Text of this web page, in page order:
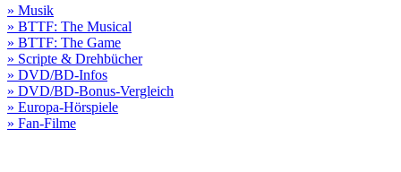
» Musik
» BTTF: The Musical
» BTTF: The Game
» Scripte & Drehbücher
» DVD/BD-Infos
» DVD/BD-Bonus-Vergleich
» Europa-Hörspiele
» Fan-Filme